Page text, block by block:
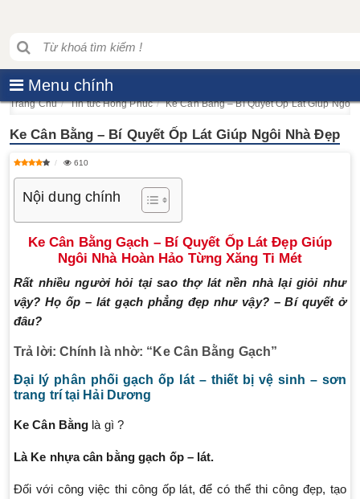
Menu chính
Trang Chủ Tin tức Hồng Phúc Ke Cân Bằng – Bí Quyết Ốp Lát Giúp Ngôi
Ke Cân Bằng – Bí Quyết Ốp Lát Giúp Ngôi Nhà Đẹp
610
Nội dung chính
Ke Cân Bằng Gạch – Bí Quyết Ốp Lát Đẹp Giúp
Ngôi Nhà Hoàn Hảo Từng Xăng Ti Mét
Rất nhiều người hỏi tại sao thợ lát nền nhà lại giỏi như
vậy? Họ ốp – lát gạch phẳng đẹp như vậy? – Bí quyết ở
đâu?
Trả lời: Chính là nhờ: “Ke Cân Bằng Gạch”
Đại lý phân phối gạch ốp lát – thiết bị vệ sinh – sơn
trang trí tại Hải Dương
Ke Cân Bằng là gì ?
Là Ke nhựa cân bằng gạch ốp – lát.
Đối với công việc thi công ốp lát, để có thể thi công đẹp, tạo